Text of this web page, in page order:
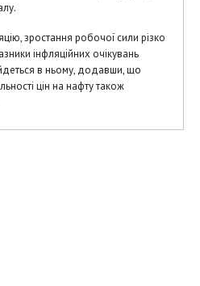
зростання робочої сили різко
інфляційних очікувань
в ньому, додавши, що
цін на нафту також